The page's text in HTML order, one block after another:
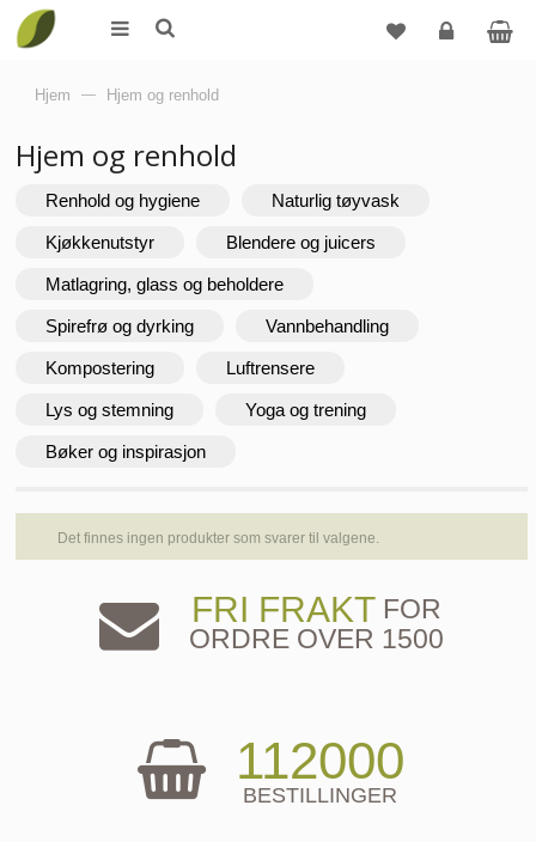
Hjem — Hjem og renhold
Hjem og renhold
Renhold og hygiene Naturlig tøyvask
Kjøkkenutstyr Blendere og juicers
Matlagring, glass og beholdere
Spirefrø og dyrking Vannbehandling
Kompostering Luftrensere
Lys og stemning Yoga og trening
Bøker og inspirasjon
Det finnes ingen produkter som svarer til valgene.
FRI FRAKTFOR
ORDRE OVER 1500
112000
BESTILLINGER